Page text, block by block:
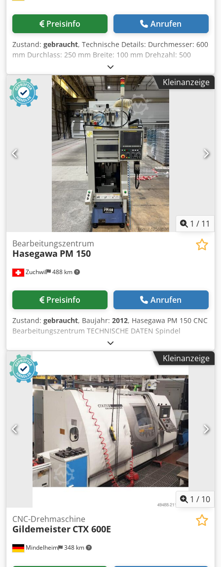
Videodemonstration.
Preisinfo Anrufen
Zustand: gebraucht, Technische Details: Durchmesser: 600
mm Durchlass: 250 mm Breite: 100 mm Drehzahl: 500
U/min Maschinengewicht ca.: 175 kg Dsdpju N Ez Djfx
Adtjck 3-Backen- Futter mit Außenbacken mit
Flanschaufnahme Größe Ø 340 x 7mm; Teilkreis Ø 288mm,
3Stück Bohrungen Ø 21mm mit Senkung Ø 31,5 x 20mm
Drehbereich  min./max.: Ø 200 / Ø 500mm Ausstattung: 1
Satz Innenbacken 1x Futterschlüssel *
Kleinanzeige
1 / 11
Zuchwil 488 km
Bearbeitungszentrum
Hasegawa PM 150
Preisinfo Anrufen
Zustand: gebraucht, Baujahr: 2012, Hasegawa PM 150 CNC
Bearbeitungszentrum TECHNISCHE DATEN Spindel
Spindelnase: HSK-E32 Drehzahl: 100 – 30`000 U/Min
Spindelmotor: 3.0 / 4,5 kW Werkzeugwechsler Kapazität: 10
Wechselzeit Werkzeug – Werkzeug: 1.8 sek Verfahrwege X-
Achse: 150 mm Y-Achse: 225 mm Z-Achse: 200 mm
4.Achse: Lehmann EA-507, 360° ANGEBOTSUMFANG U.A:
(Aufzählung nicht abschliessend): Hasegawa PM 150 CNC
Bearbeitungszentrum Werkzeugwechsler 10-fach Lehmann
EA-507 Drehachse Transformer Dcsdpsu E El Isfx Adtok
Feuerlöschanlage Komplette Betriebsdokumentation
Genauer Angebotsumfang gemäss Fotostrecke Für die
Richtigkeit, Vollständigkeit und Aktualität der Angaben
übernehmen wir keine Gewähr
Kleinanzeige
1 / 10
Mindelheim 348 km
CNC-Drehmaschine
Gildemeister CTX 600E